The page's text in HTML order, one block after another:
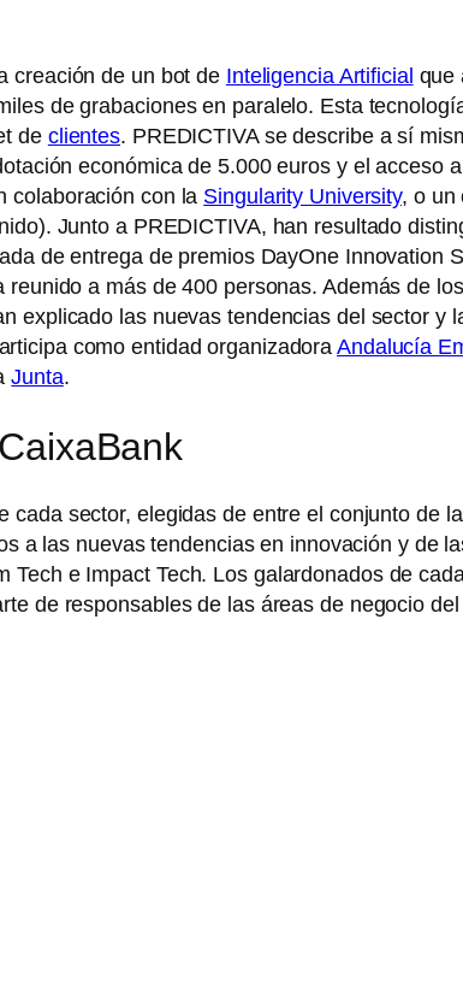
creación de un bot de Inteligencia Artificial que
de grabaciones en paralelo. Esta
de clientes. PREDICTIVA se describe a sí
económica de 5.000 euros y el acceso
colaboración con la Singularity University, o un
Junto a PREDICTIVA, han resultado
de entrega de premios DayOne Innovation
reunido a más de 400 personas. Además de
explicado las nuevas tendencias del sector y
como entidad organizadoraAndalucía
Junta.
sector, elegidas de entre el conjunto de
a las nuevas tendencias en innovación y de
Tech e Impact Tech. Los galardonados de
de responsables de las áreas de negocio